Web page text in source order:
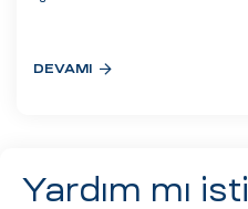
DEVAMI
Yardım mı